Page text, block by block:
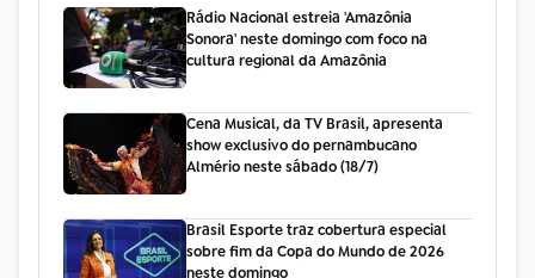
Rádio Nacional estreia 'Amazônia
Sonora' neste domingo com foco na
cultura regional da Amazônia
Cena Musical, da TV Brasil, apresenta
show exclusivo do pernambucano
Almério neste sábado (18/7)
Brasil Esporte traz cobertura especial
sobre fim da Copa do Mundo de 2026
neste domingo